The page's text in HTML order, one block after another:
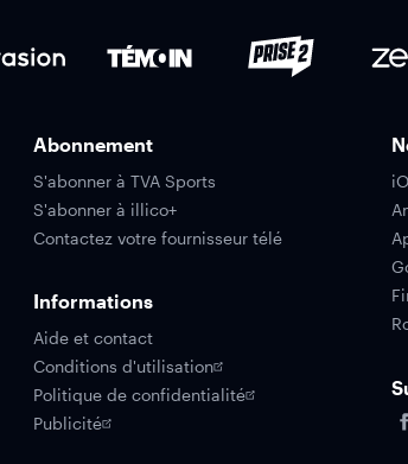
Abonnement
S'abonner à TVA Sports
S'abonner à illico+
Contactez votre fournisseur télé
Informations
Aide et contact
Conditions d'utilisation
Politique de confidentialité
Publicité